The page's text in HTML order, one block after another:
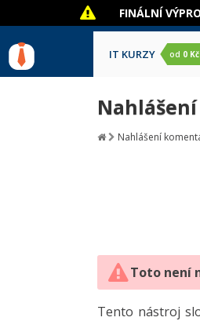
FINÁLNÍ
IT KURZY od 0 Kč
Nahlášení
Toto není
Tento nástroj